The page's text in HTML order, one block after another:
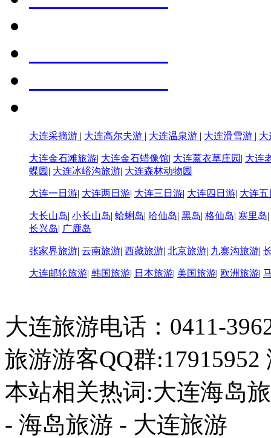
大连采摘游 | 大连高尔夫游 | 大连温泉游 | 大连滑雪游 |
大连金石滩旅游| 大连金石蜡像馆| 大连薰衣草庄园 | 大连
蝶园 | 大连冰峪沟旅游| 大连森林动物园
大连一日游| 大连两日游| 大连三日游| 大连四日游| 大连五
大长山岛| 小长山岛| 蛤蜊岛| 哈仙岛| 黑岛| 格仙岛| 塞里岛|
长兴岛| 广鹿岛
张家界旅游| 云南旅游| 西藏旅游| 北京旅游| 九寨沟旅游|
大连邮轮旅游| 韩国旅游| 日本旅游| 美国旅游| 欧洲旅游|
大连旅游电话：0411-
旅游游客QQ群
本站相关热词:大连海岛
- 海岛旅游 - 大连旅游